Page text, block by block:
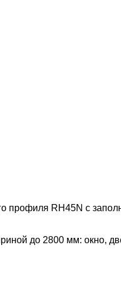
профиля RH45N с
до 2800 мм: окно,